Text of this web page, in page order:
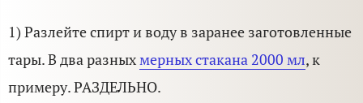
1) Разлейте спирт и воду в заранее заготовленные
тары. В два разныхмерных стакана 2000 мл, к
примеру. РАЗДЕЛЬНО.